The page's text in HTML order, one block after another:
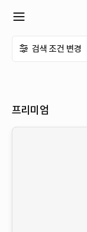
뉴
검색 조건 변경
프리미엄